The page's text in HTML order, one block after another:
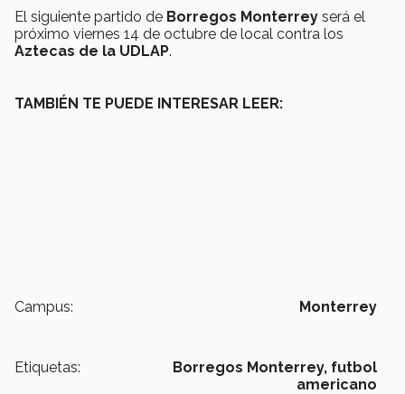
El siguiente partido de Borregos Monterrey será el
próximo viernes 14 de octubre de local contra los
Aztecas de la UDLAP.
TAMBIÉN TE PUEDE INTERESAR LEER:
Campus: Monterrey
Etiquetas: Borregos Monterrey, futbol
americano